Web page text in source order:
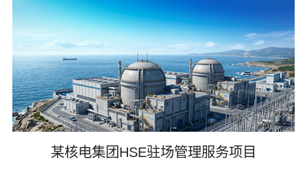
某核电集团HSE驻场管理服务项目